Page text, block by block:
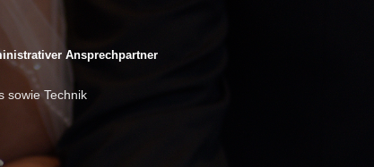
Ansprechpartner
sowie Technik